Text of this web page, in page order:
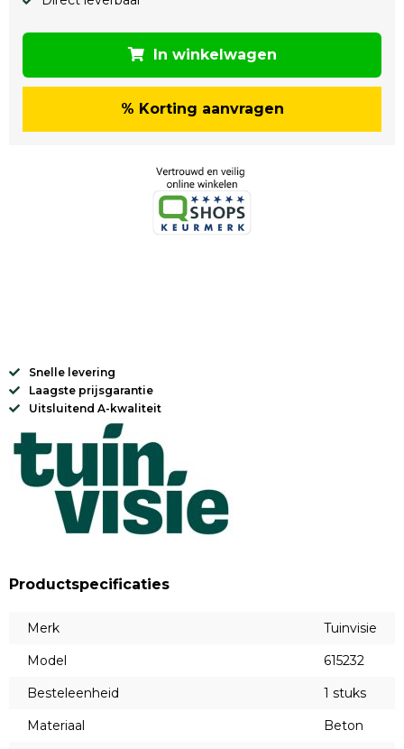
In winkelwagen
% Korting aanvragen
Snelle levering
Laagste prijsgarantie
Uitsluitend A-kwaliteit
Productspecificaties
Merk
Tuinvisie
Model
615232
Besteleenheid
1 stuks
Materiaal
Beton